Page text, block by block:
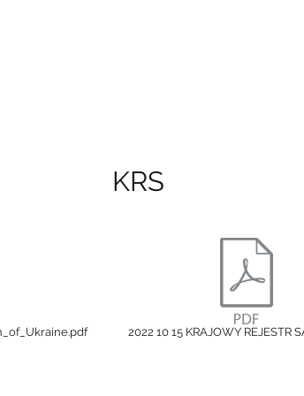
KRS
2022 10 15 KRAJOWY REJESTR